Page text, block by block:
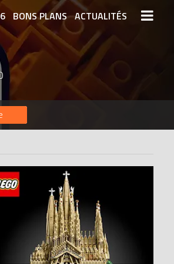
BONS PLANS ACTUALITÉS
LEGO LES PLUS CHERS
DERNIERS LEGO AJOUTÉS